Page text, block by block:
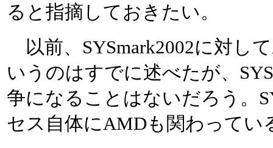
ると指摘しておきたい。
以前、SYSmark2002に対し
いうのはすでに述べたが、
争になることはないだろう。
セス自体にAMDも関わってい